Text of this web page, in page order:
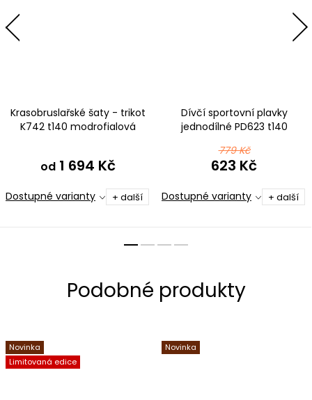
Krasobruslařské šaty - trikot
K742 t140 modrofialová
od 1 694 Kč
Dostupné varianty + další
Dívčí sportovní plavky
jednodílné PD623 t140
779 Kč
623 Kč
Dostupné varianty + další
Novinka
Limitovaná edice
Novinka